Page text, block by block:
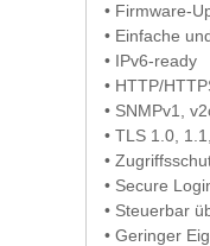
• Firmware-
• Einfache
• IPv6-ready
• HTTP/
• SNMPv1,
• TLS 1.0,
•
• Secure
• Steuerbar
• Geringer